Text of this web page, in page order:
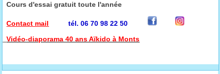
Cours d'essai gratuit toute l'année
Contact mail
tél. 06 70 98 22 50
Vidéo-diaporama 40 ans Aïkido à Monts